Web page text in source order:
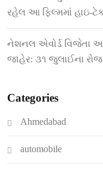
રહેલ આ ફિલ્મમાં હાઇ-
નેશનલ એવોર્ડ વિજેતા
જાહેર: ૩૧ જુલાઈના રોજ
Categories
Ahmedabad
automobile